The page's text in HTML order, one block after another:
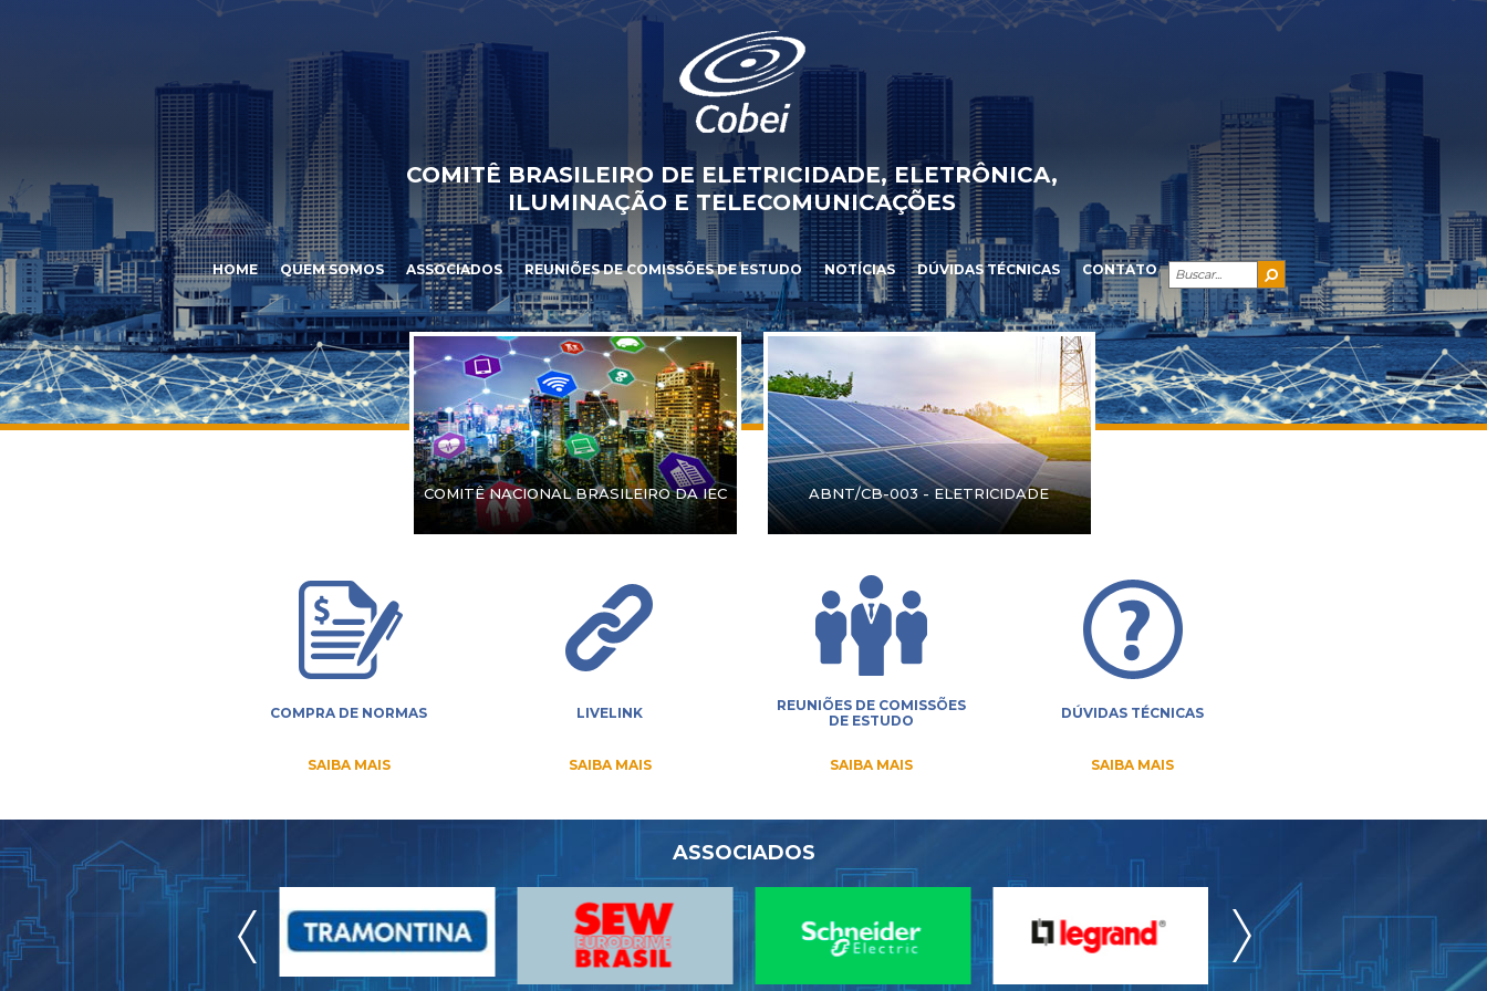
COMITÊ BRASILEIRO DE ELETRICIDADE, ELETRÔNICA,
ILUMINAÇÃO E TELECOMUNICAÇÕES
HOME QUEM SOMOS ASSOCIADOS REUNIÕES DE COMISSÕES DE ESTUDO NOTÍCIAS DÚVIDAS TÉCNICAS CONTATO
COMITÊ NACIONAL BRASILEIRO DA IEC ABNT/CB-003 - ELETRICIDADE
COMPRA DE NORMAS
SAIBA MAIS
LIVELINK
SAIBA MAIS
REUNIÕES DE COMISSÕES
DE ESTUDO
SAIBA MAIS
DÚVIDAS TÉCNICAS
SAIBA MAIS
ASSOCIADOS